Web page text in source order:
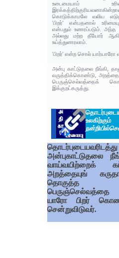
உடைமையாம்
கொடுக்காமலே வலிய
'பிறர்' என்பதனால்
என்பதும் உணரப்படும். அந்த
அல்லது மற்ற தீயோர்
உய்த்துணரலாம்.
'பிறர்' என்ற சொல் யார்யாரோ
அன்பு காட்டுதலை நீங்கி,
வருத்திக்கொண்டு,
பெருஞ்செல்வத்தைக்
இக்குறட்கருத்து.
தொடர்புடையவரிடத்து
அன்புகாட்டுதலை
வாய்வயிற்றைக்
அறத்தையுங்
தொகுத்த
பெருஞ்செல்வத்தை
யாரோ பிறர்
சென்றுவிடுவர்.